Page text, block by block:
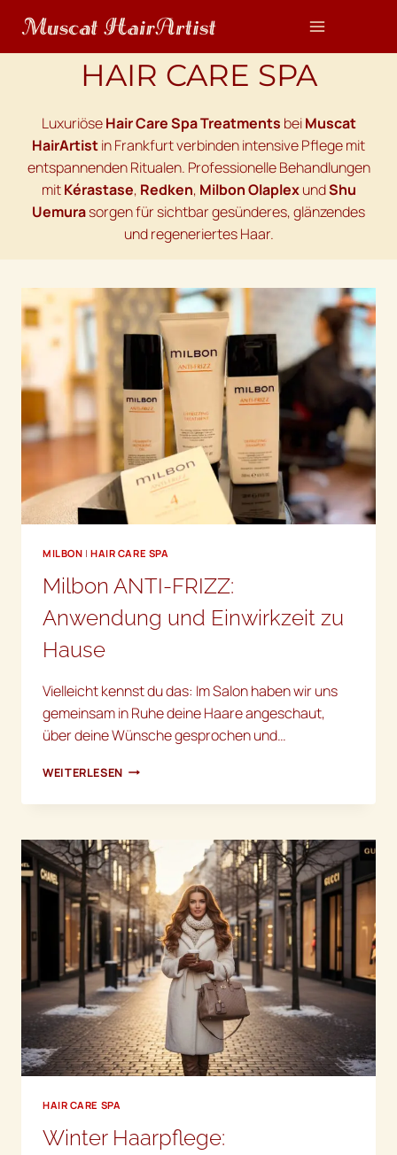
Inhalt
springen
HAIR CARE SPA
LuxuriöseHair Care Spa Treatments beiMuscat
HairArtistin Frankfurt verbinden intensive Pflege mit
entspannenden Ritualen. Professionelle Behandlungen
mitKérastase, Redken, MilbonOlaplexundShu
Uemurasorgen für sichtbar gesünderes, glänzendes
und regeneriertes Haar.
MILBON |HAIR CARE SPA
Milbon ANTI-FRIZZ:
Anwendung und Einwirkzeit zu
Hause
Vielleicht kennst du das: Im Salon haben wir uns
gemeinsam in Ruhe deine Haare angeschaut,
über deine Wünsche gesprochen und…
WEITERLESEN MILBON
FRIZZ:
UND
EINWIRKZEIT
ZU
HAUSE
HAIR CARE SPA
Winter Haarpflege: